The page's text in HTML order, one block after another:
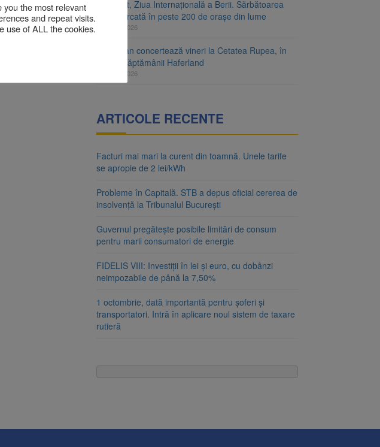
7 august, Ziua Internațională a Berii. Sărbătoarea
este marcată în peste 200 de orașe din lume
7 august 2026
Luiza Zan concertează vineri la Cetatea Rupea, în
cadrul Săptămânii Haferland
7 august 2026
ARTICOLE RECENTE
Facturi mai mari la curent din toamnă. Unele tarife
se apropie de 2 lei/kWh
Probleme în Capitală. STB a depus oficial cererea de
insolvență la Tribunalul București
Guvernul pregătește posibile limitări de consum
pentru marii consumatori de energie
FIDELIS VIII: Investiții în lei și euro, cu dobânzi
neimpozabile de până la 7,50%
1 octombrie, dată importantă pentru șoferi și
transportatori. Intră în aplicare noul sistem de taxare
rutieră
you the most relevant
and repeat visits.
use of ALL the cookies.